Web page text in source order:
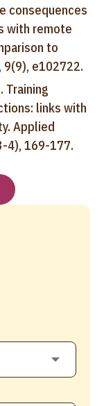
consequences
with remote
to
9(9), e102722.
Training
links with
Applied
4), 169-177.